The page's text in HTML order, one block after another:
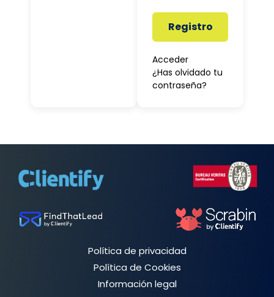
Registro
Acceder
¿Has olvidado tu
contraseña?
Política de privacidad
Política de Cookies
Información legal